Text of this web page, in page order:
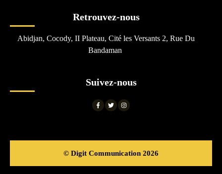
Retrouvez-nous
Abidjan, Cocody, II Plateau, Cité les Versants 2, Rue Du
Bandaman
Suivez-nous
© Digit Communication 2026